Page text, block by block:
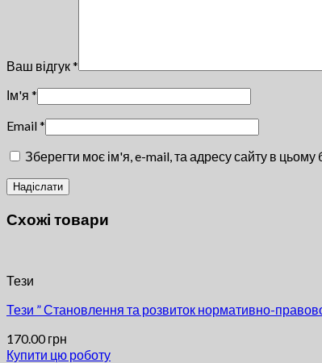
Ваш відгук*
Ім'я *
Email*
Зберегти моє ім'я, e-mail, та адресу сайту в
Схожі товари
Тези
Тези ” Становлення та розвиток нормативно-
170.00грн
Купити цю роботу